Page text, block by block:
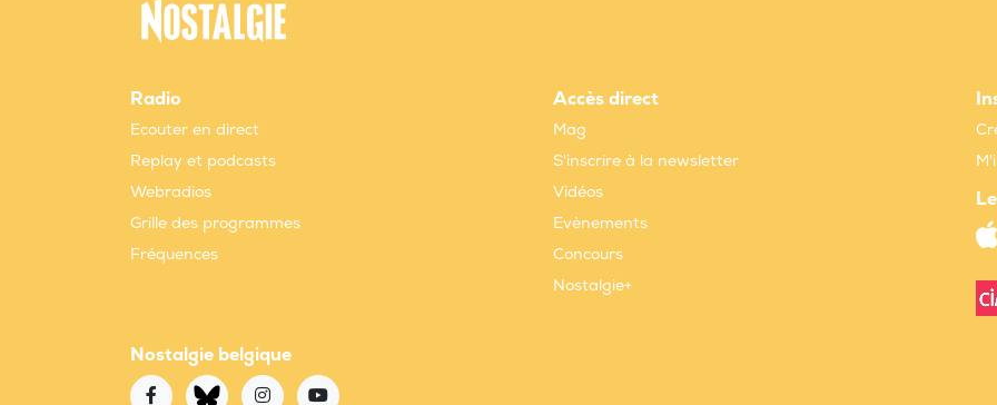
Radio
Ecouter en direct
Replay et podcasts
Webradios
Grille des programmes
Fréquences
Accès direct
Mag
S'inscrire à la newsletter
Vidéos
Evènements
Concours
Nostalgie+
Nostalgie belgique